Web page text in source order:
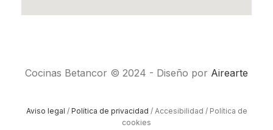
Cocinas Betancor © 2024 - Diseño por Airearte
Aviso legal / Política de privacidad / Accesibilidad / Política de
cookies